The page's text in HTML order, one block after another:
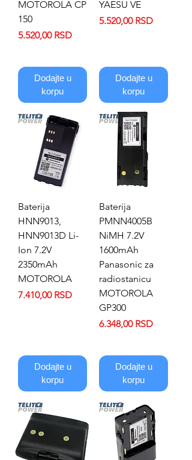
MOTOROLA CP
150
Price
5.520,00 RSD
Dodajte u
korpu
YAESU VE
Price
5.520,00 RSD
Dodajte u
korpu
Baterija
HNN9013,
HNN9013D Li-
Ion 7.2V
2350mAh
MOTOROLA
Price
7.410,00 RSD
Dodajte u
korpu
Baterija
PMNN4005B
NiMH 7.2V
1600mAh
Panasonic za
radiostanicu
MOTOROLA
GP300
Price
6.348,00 RSD
Dodajte u
korpu